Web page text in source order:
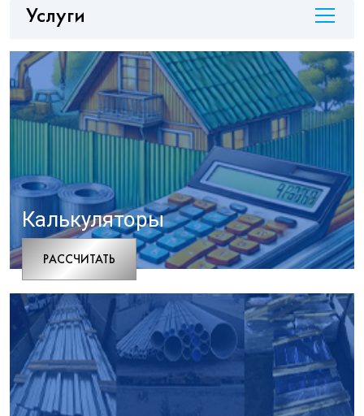
Услуги
Калькуляторы
РАCСЧИТАТЬ